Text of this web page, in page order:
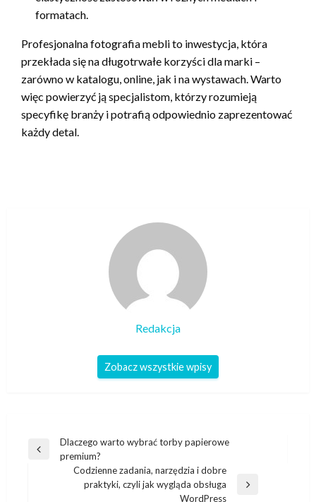
formatach.
Profesjonalna fotografia mebli to inwestycja, która
przekłada się na długotrwałe korzyści dla marki –
zarówno w katalogu, online, jak i na wystawach. Warto
więc powierzyć ją specjalistom, którzy rozumieją
specyfikę branży i potrafią odpowiednio zaprezentować
każdy detal.
Redakcja
Zobacz wszystkie wpisy
Nawigacja
wpisu
Poprzedni
Dlaczego warto wybrać torby papierowe
premium?
Codzienne zadania, narzędzia i dobre
praktyki, czyli jak wygląda obsługa
WordPress